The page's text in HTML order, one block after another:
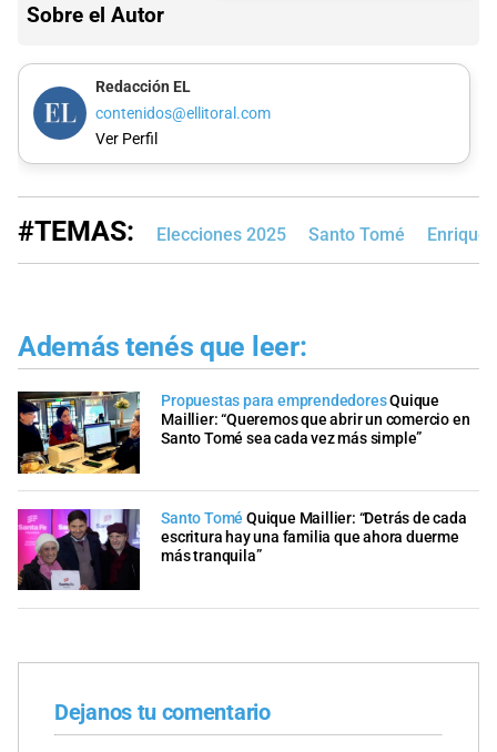
Sobre el Autor
Redacción EL
contenidos@ellitoral.com
Ver Perfil
#TEMAS: Elecciones 2025 Santo Tomé Enrique
Además tenés que leer:
Propuestas para emprendedoresQuique
Maillier: “Queremos que abrir un comercio en
Santo Tomé sea cada vez más simple”
Santo Tomé Quique Maillier: “Detrás de cada
escritura hay una familia que ahora duerme
más tranquila”
Dejanos tu comentario